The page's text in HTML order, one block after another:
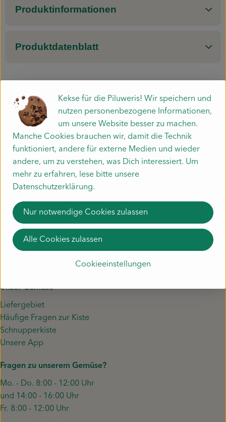
Produktinformationen
Produktdatenblatt
Herkunft
Hersteller: NIA
Deutschland
NICAMA
Unser Gemüse
Liefergebiet
Häufige Fragen zur Kiste
Schnupperkiste
Unsere App
Fragen zu unserem Gemüse?
Mo. - Do. 8:00 - 12:00 Uhr
und 14:00 - 16:00 Uhr
Fr. 8:00 - 12:00 Uhr
Kekse für die Piluweris! Wir speichern und
nutzen personenbezogene Informationen,
um unsere Website besser zu machen.
Manche Cookies brauchen wir, damit die Technik
funktioniert, andere für externe Medien und wieder
andere, um zu verstehen, was Dich interessiert. Um
mehr zu erfahren, lese bitte unsere
Datenschutzerklärung.
Cookieeinstellungen
Nur notwendige Cookies zulassen
Alle Cookies zulassen